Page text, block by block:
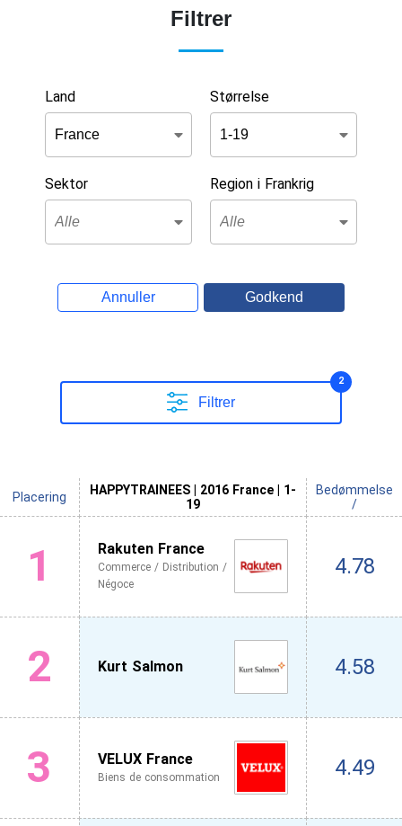
Filtrer
Land Størrelse
Sektor Region i Frankrig
Annuller Godkend
Filtrer
2
Placering
HAPPYTRAINEES | 2016 France | 1-
19
Bedømmelse
/
1 Rakuten France
Commerce / Distribution /
Négoce
4.78
2 Kurt Salmon 4.58
3 VELUX France
Biens de consommation 4.49